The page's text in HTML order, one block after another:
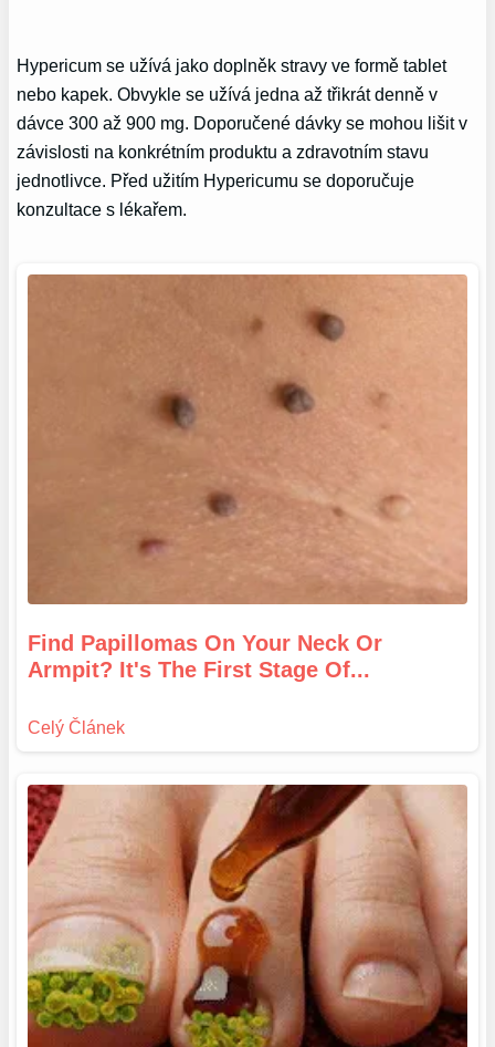
Hypericum se užívá jako doplněk stravy ve formě tablet
nebo kapek. Obvykle se užívá jedna až třikrát denně v
dávce 300 až 900 mg. Doporučené dávky se mohou lišit v
závislosti na konkrétním produktu a zdravotním stavu
jednotlivce. Před užitím Hypericumu se doporučuje
konzultace s lékařem.
Find Papillomas On Your Neck Or
Armpit? It's The First Stage Of...